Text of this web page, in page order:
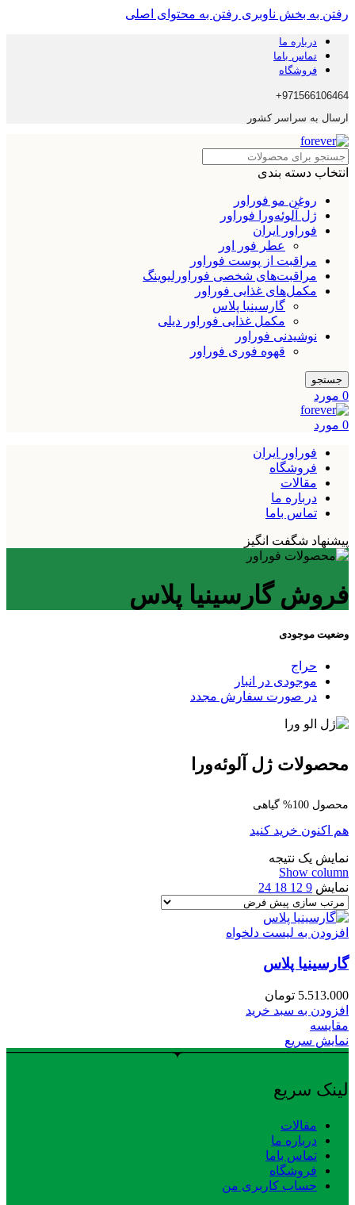
رفتن به بخش ناوبری رفتن به محتوای اصلی
درباره ما
تماس باما
فروشگاه
971566106464+
ارسال به سراسر کشور
انتخاب دسته بندی
روغن مو فوراور
ژل آلوئه‌ورا فوراور
فوراور ایران
عطر فور اور
مراقبت از پوست فوراور
مراقبت‌های شخصی فوراورلیوینگ
مکمل‌های غذایی فوراور
گارسینیا پلاس
مکمل غذایی فوراور دیلی
نوشیدنی فوراور
قهوه فوری فوراور
جستجو
0 مورد
0 مورد
فوراور ایران
فروشگاه
مقالات
درباره ما
تماس باما
پیشنهاد شگفت انگیز
فروش گارسینیا پلاس
وضعیت موجودی
حراج
موجودی در انبار
در صورت سفارش مجدد
محصولات ژل آلوئه‌ورا
محصول 100% گیاهی
هم اکنون خرید کنید
نمایش یک نتیجه
Show column
نمایش 9
12
18
24
افزودن به لیست دلخواه
گارسینیا پلاس
5.513.000 تومان
افزودن به سبد خرید
مقایسه
نمایش سریع
لینک سریع
مقالات
درباره ما
تماس باما
فروشگاه
حساب کاربری من